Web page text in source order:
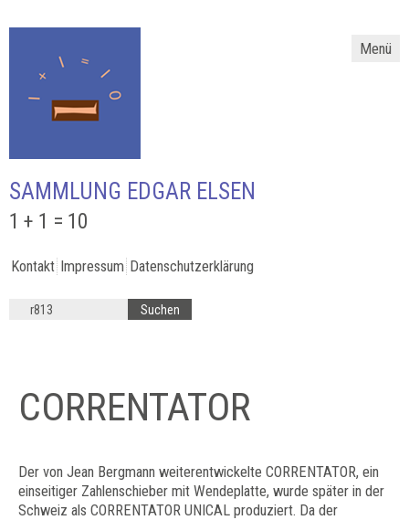
Menü
SAMMLUNG EDGAR ELSEN
1 + 1 = 10
Kontakt Impressum Datenschutzerklärung
CORRENTATOR
Der von Jean Bergmann weiterentwickelte CORRENTATOR, ein
einseitiger Zahlenschieber mit Wendeplatte, wurde später in der
Schweiz als CORRENTATOR UNICAL produziert. Da der